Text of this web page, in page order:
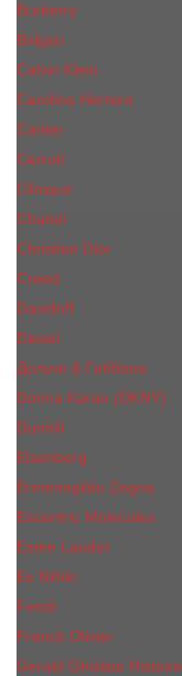
Burberry
Bvlgari
Calvin Klein
Carolina Herrera
Cartier
Cerruti
Сliniquе
Chanel
Christian Dior
Creed
Davidoff
Diesel
Дольче & Габбана
Donna Karan (DKNY)
Dunhill
Eisenberg
Ermenegildo Zegna
Escentric Molecules
Еsteе Lаudеr
Ex Nihilo
Fendi
Franck Olivier
Gerald Ghislain